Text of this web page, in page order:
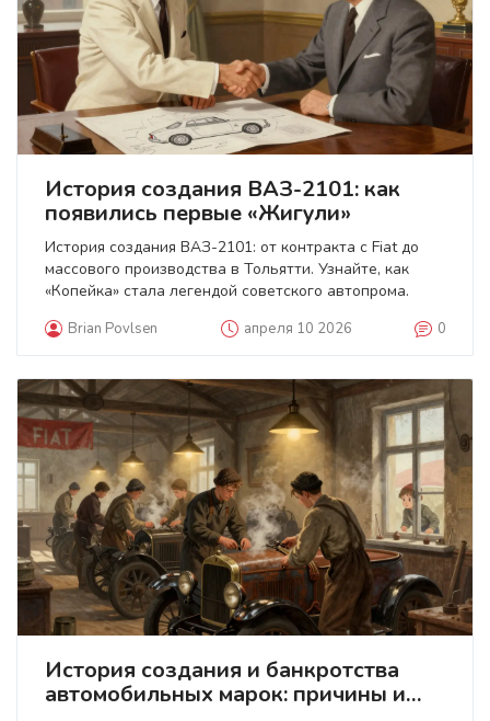
История создания ВАЗ-2101: как
появились первые «Жигули»
История создания ВАЗ-2101: от контракта с Fiat до
массового производства в Тольятти. Узнайте, как
«Копейка» стала легендой советского автопрома.
Brian Povlsen апреля 10 2026 0
История создания и банкротства
автомобильных марок: причины и